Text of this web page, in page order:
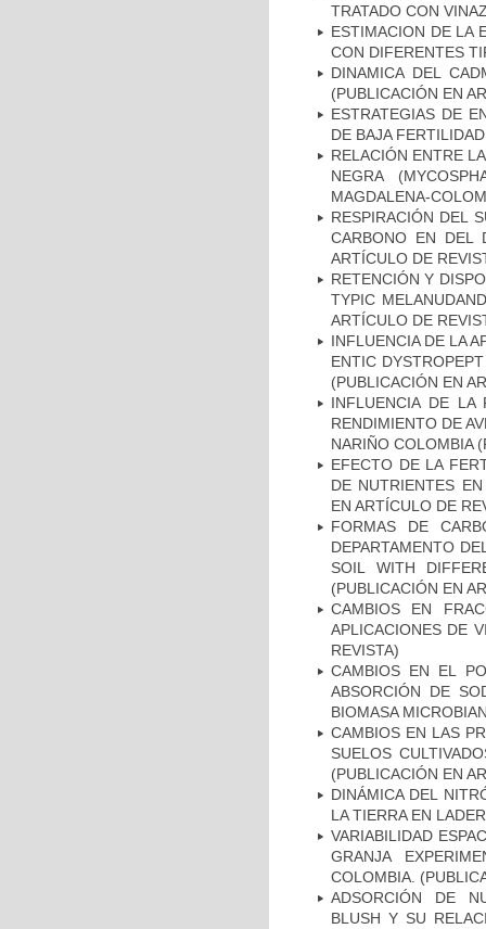
TRATADO CON
ESTIMACION DE LA
CON DIFERENTES
DINAMICA DEL
(PUBLICACIÓN EN
ESTRATEGIAS DE
DE BAJA
RELACIÓN ENTRE
NEGRA
MAGDALENA-
RESPIRACIÓN DEL
CARBONO EN DEL
ARTÍCULO DE
RETENCIÓN Y
TYPIC
ARTÍCULO DE
INFLUENCIA DE LA
ENTIC
(PUBLICACIÓN EN
INFLUENCIA DE LA
RENDIMIENTO DE
NARIÑO COLOMBIA
EFECTO DE LA
DE NUTRIENTES
EN ARTÍCULO DE
FORMAS DE
DEPARTAMENTO
SOIL WITH
(PUBLICACIÓN EN
CAMBIOS EN
APLICACIONES DE
REVISTA)
CAMBIOS EN EL
ABSORCIÓN DE
BIOMASA
CAMBIOS EN LAS
SUELOS
(PUBLICACIÓN EN
DINÁMICA DEL
LA TIERRA EN
VARIABILIDAD
GRANJA
COLOMBIA.
ADSORCIÓN DE
BLUSH Y SU